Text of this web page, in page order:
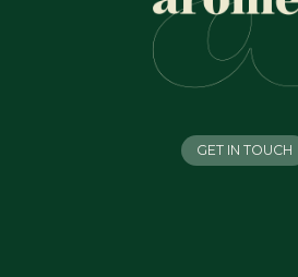
GET IN TOUCH